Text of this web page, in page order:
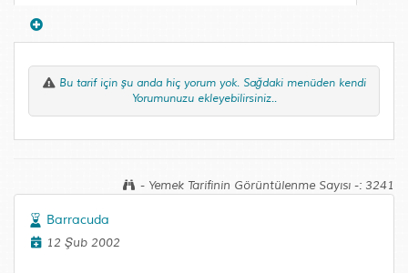
Bu tarif için şu anda hiç yorum yok. Sağdaki menüden kendi
Yorumunuzu ekleyebilirsiniz..
- Yemek Tarifinin Görüntülenme Sayısı -: 3241
Barracuda
12 Şub 2002